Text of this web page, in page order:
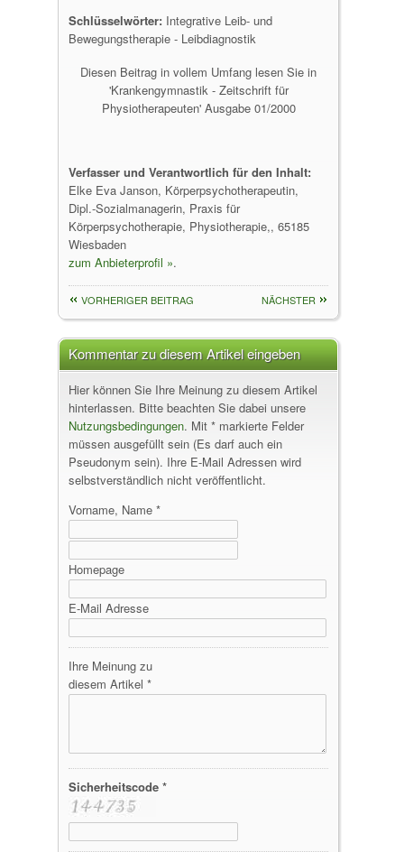
Schlüsselwörter: Integrative Leib- und
Bewegungstherapie - Leibdiagnostik
Diesen Beitrag in vollem Umfang lesen Sie in
'Krankengymnastik - Zeitschrift für
Physiotherapeuten' Ausgabe 01/2000
Verfasser und Verantwortlich für den Inhalt:
Elke Eva Janson, Körperpsychotherapeutin,
Dipl.-Sozialmanagerin, Praxis für
Körperpsychotherapie, Physiotherapie,, 65185
Wiesbaden
zum Anbieterprofil ».
NÄCHSTER
VORHERIGER BEITRAG
Kommentar zu diesem Artikel eingeben
Hier können Sie Ihre Meinung zu diesem Artikel
hinterlassen. Bitte beachten Sie dabei unsere
Nutzungsbedingungen. Mit * markierte Felder
müssen ausgefüllt sein (Es darf auch ein
Pseudonym sein). Ihre E-Mail Adressen wird
selbstverständlich nicht veröffentlicht.
Vorname, Name *
Homepage
E-Mail Adresse
Ihre Meinung zu
diesem Artikel *
Sicherheitscode *